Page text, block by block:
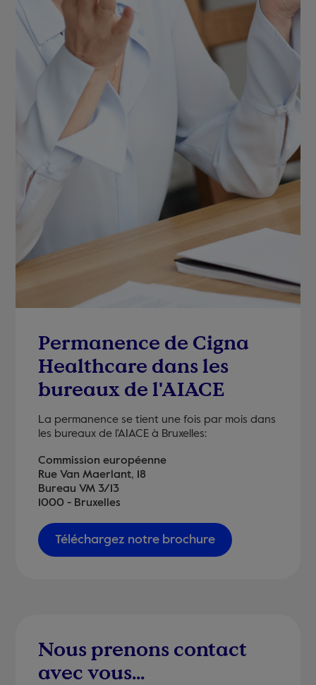
Permanence de Cigna
Healthcare dans les
bureaux de l'AIACE
La permanence se tient une fois par mois dans
les bureaux de l'AIACE à Bruxelles:
Commission européenne
Rue Van Maerlant, 18
Bureau VM 3/13
1000 - Bruxelles
Téléchargez notre brochure
Nous prenons contact
avec vous...